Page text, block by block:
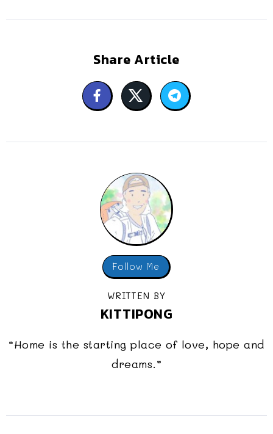
Share Article
Follow Me
WRITTEN BY
KITTIPONG
“Home is the starting place of love, hope and
dreams.”